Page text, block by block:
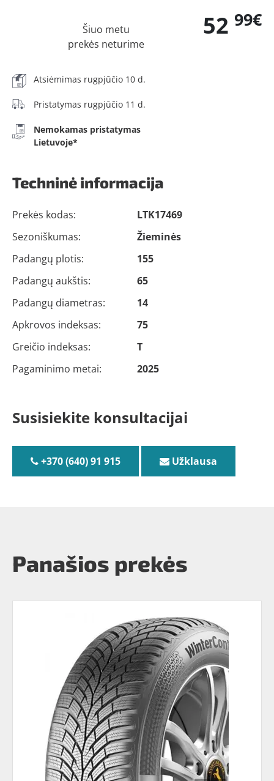
52 99€
Šiuo metu
prekės neturime
Atsiėmimas rugpjūčio 10 d.
Pristatymas rugpjūčio 11 d.
Nemokamas pristatymas
Lietuvoje*
Techninė informacija
Prekės kodas:
LTK17469
Sezoniškumas:
Žieminės
Padangų plotis:
155
Padangų aukštis:
65
Padangų diametras:
14
Apkrovos indeksas:
75
Greičio indeksas:
T
Pagaminimo metai:
2025
Susisiekite konsultacijai
+370 (640) 91 915 Užklausa
Panašios prekės